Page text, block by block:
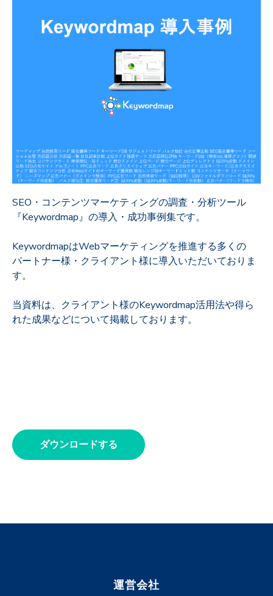
SEO・コンテンツマーケティングの調査・分析ツール
『Keywordmap』の導入・成功事例集です。
KeywordmapはWebマーケティングを推進する多くの
パートナー様・クライアント様に導入いただいておりま
す。
当資料は、クライアント様のKeywordmap活用法や得ら
れた成果などについて掲載しております。
ダウンロードする
運営会社